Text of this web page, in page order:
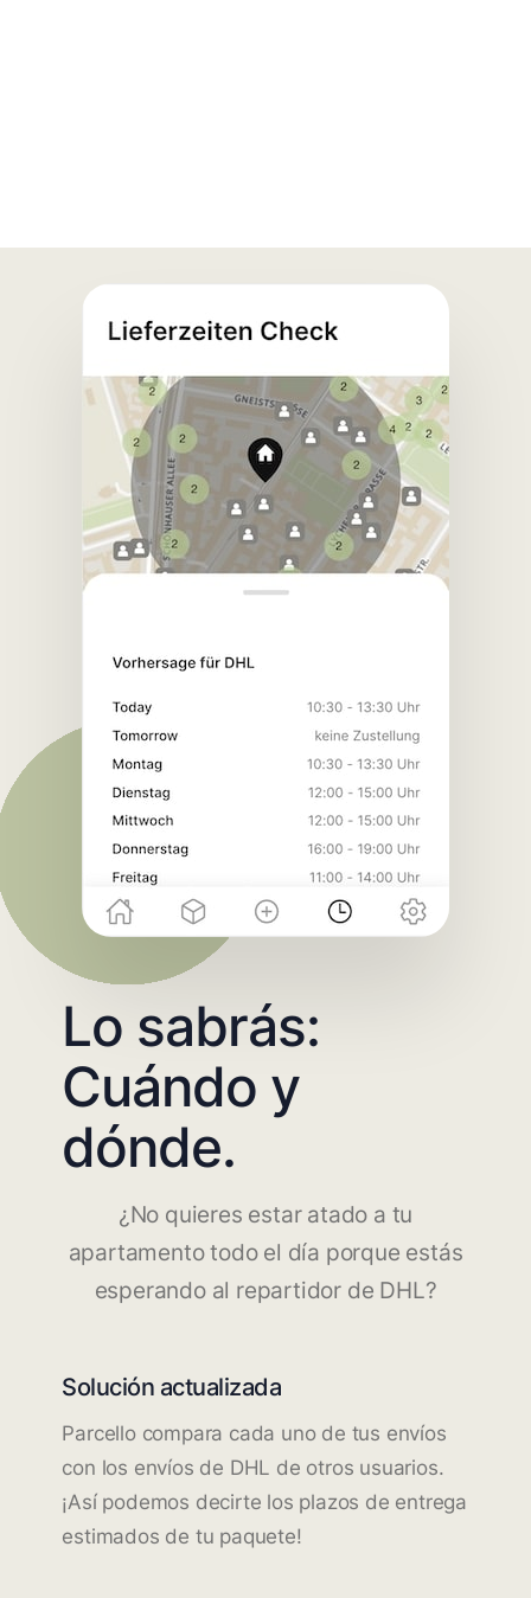
Lo sabrás:
Cuándo y
dónde.
¿No quieres estar atado a tu
apartamento todo el día porque estás
esperando al repartidor de DHL?
Solución actualizada
Parcello compara cada uno de tus envíos
con los envíos de DHL de otros usuarios.
¡Así podemos decirte los plazos de entrega
estimados de tu paquete!